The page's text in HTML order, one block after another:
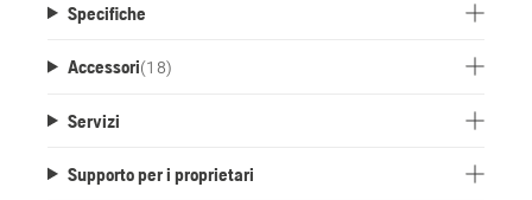
Specifiche
Accessori(18)
Servizi
Supporto per i proprietari